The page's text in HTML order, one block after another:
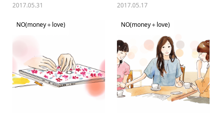
2017.05.31 2017.05.17
NO(money＋love) NO(money＋love)